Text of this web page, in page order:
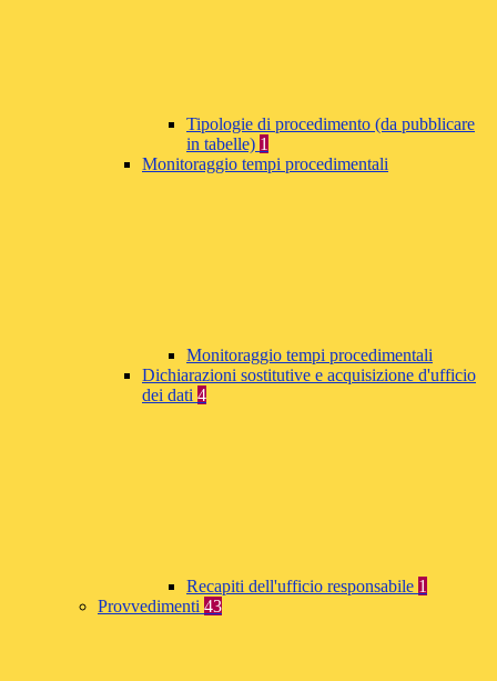
Tipologie di procedimento (da pubblicare
in tabelle) 1
Monitoraggio tempi procedimentali
Monitoraggio tempi procedimentali
Dichiarazioni sostitutive e acquisizione d'ufficio
dei dati 4
Recapiti dell'ufficio responsabile 1
Provvedimenti 43